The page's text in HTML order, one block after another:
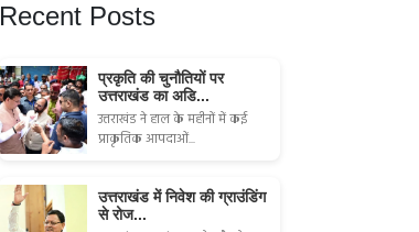
Recent Posts
प्रकृति की चुनौतियों पर
उत्तराखंड का अडि...
उत्तराखंड ने हाल के महीनों में कई
प्राकृतिक आपदाओं...
उत्तराखंड में निवेश की ग्राउंडिंग
से रोज...